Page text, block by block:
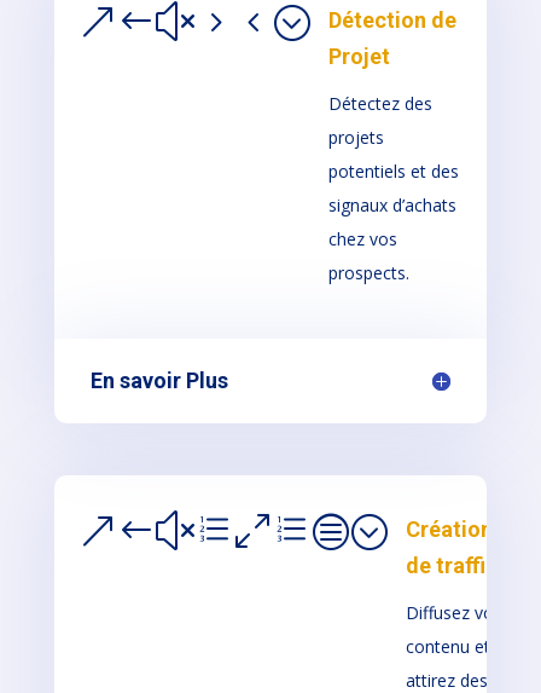
&#x54;
Détection de
Projet
Détectez des
projets
potentiels et des
signaux d’achats
chez vos
prospects.
En savoir Plus
&#xe0ec;
Création
de traffic
Diffusez vos
contenu et
attirez des